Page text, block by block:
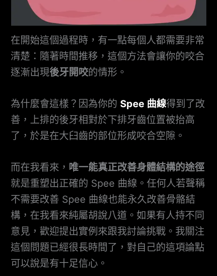
在開始這個過程時，有一點每個人都需要非常
清楚：隨著時間推移，這個方法會讓你的咬合
逐漸出現後牙開咬的情形。
為什麼會這樣？因為你的 Spee 曲線得到了改
善，上排的後牙相對於下排牙齒位置被抬高
了，於是在大臼齒的部位形成咬合空隙。
而在我看來， 唯一能真正改善身體結構的途徑
就是重塑出正確的 Spee 曲線。任何人若聲稱
不需要改善 Spee 曲線也能永久改善骨骼結
構，在我看來純屬胡說八道。如果有人持不同
意見，歡迎提出實例來跟我討論挑戰。我關注
這個問題已經很長時間了，對自己的這項論點
可以說是有十足信心。